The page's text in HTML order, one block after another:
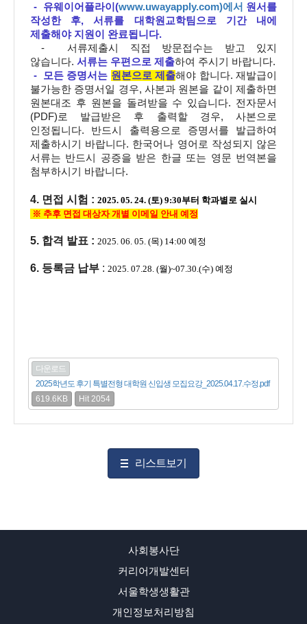
- 유웨이어플라이(www.uwayapply.com)에서 원서를
작성한 후, 서류를 대학원교학팀으로 기간 내에
제출해야 지원이 완료됩니다.
- 서류제출시 직접 방문접수는 받고 있지
않습니다. 서류는 우편으로 제출하여 주시기 바랍니다.
- 모든 증명서는 원본으로 제출해야 합니다. 재발급이
불가능한 증명서일 경우, 사본과 원본을 같이 제출하면
원본대조 후 원본을 돌려받을 수 있습니다. 전자문서
(PDF)로 발급받은 후 출력할 경우, 사본으로
인정됩니다. 반드시 출력용으로 증명서를 발급하여
제출하시기 바랍니다. 한국어나 영어로 작성되지 않은
서류는 반드시 공증을 받은 한글 또는 영문 번역본을
첨부하시기 바랍니다.
4. 면접 시험 : 2025. 05. 24. (토) 9:30부터 학과별로 실시
※ 추후 면접 대상자 개별 이메일 안내 예정
5. 합격 발표 : 2025. 06. 05. (목) 14:00 예정
6. 등록금 납부 : 2025. 07.28. (월)~07.30.(수) 예정
다운로드
2025학년도 후기 특별전형 대학원 신입생 모집요강_2025.04.17.수정.pdf
619.6KB
Hit 2054
리스트보기
사회봉사단
커리어개발센터
서울학생생활관
개인정보처리방침